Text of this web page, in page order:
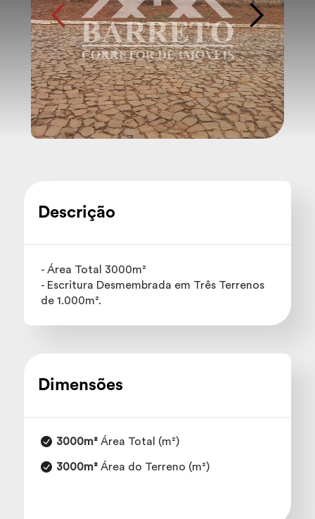
Descrição
- Área Total 3000m²
- Escritura Desmembrada em Três Terrenos
de 1.000m².
Dimensões
3000m²Área Total (m²)
3000m²Área do Terreno (m²)